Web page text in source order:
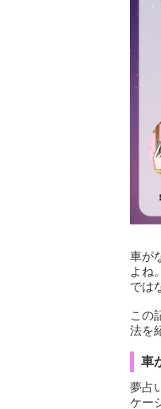
車が
よね
では
この
法を
車
夢占
ケー